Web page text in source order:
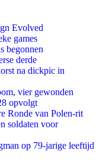
Evolved
games
begonnen
derde
na dickpic in
vier gewonden
opvolgt
Ronde van Polen-rit
soldaten voor
op 79-jarige leeftijd